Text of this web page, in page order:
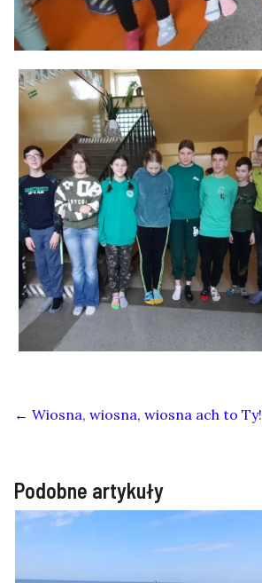
← Wiosna, wiosna, wiosna ach to Ty!
Podobne artykuły